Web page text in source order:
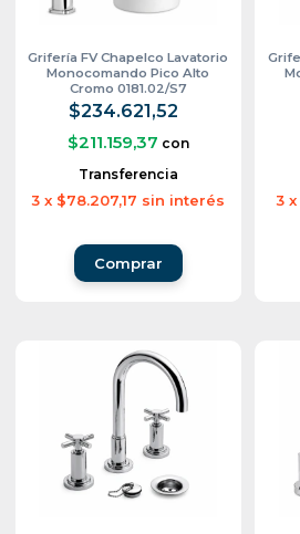
Grifería FV Chapelco Lavatorio
Monocomando Pico Alto
Cromo 0181.02/S7
$234.621,52
$211.159,37 con
Transferencia
3 x $78.207,17 sin interés 3 x